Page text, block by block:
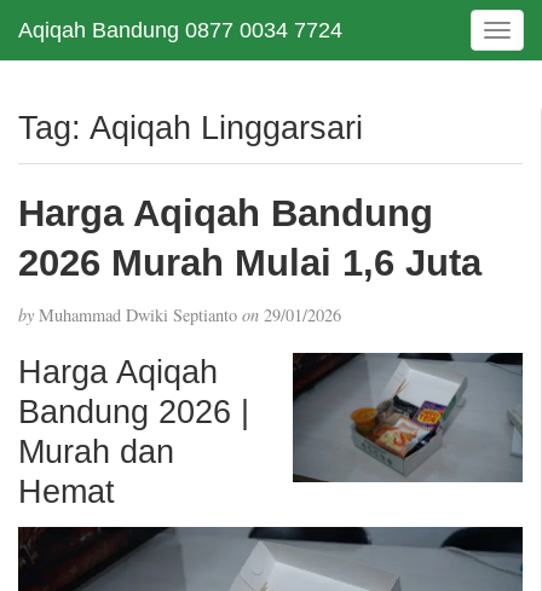
Aqiqah Bandung 0877 0034 7724
T
o
e
t
Tag: Aqiqah Linggarsari
Harga Aqiqah Bandung
2026 Murah Mulai 1,6 Juta
by Muhammad Dwiki Septianto on 29/01/2026
Harga Aqiqah
Bandung 2026 |
Murah dan
Hemat